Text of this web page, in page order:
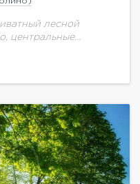
лесной
центральные